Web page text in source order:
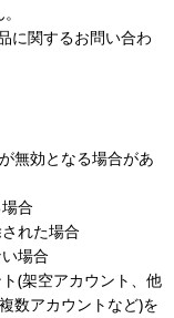
に関するお問い合わ
無効となる場合があ
合
れた場合
場合
(架空アカウント、他
数アカウントなど)を